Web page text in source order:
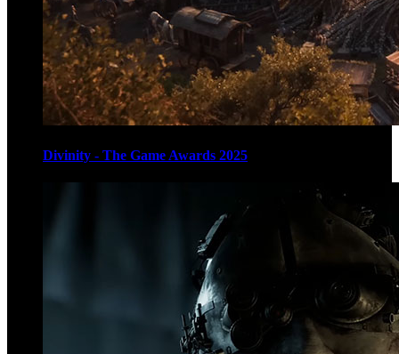
Divinity - The Game Awards 2025